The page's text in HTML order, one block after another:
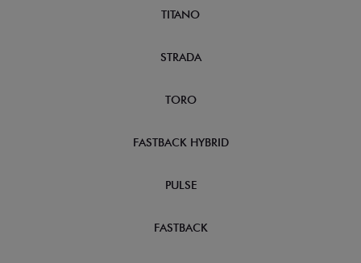
TITANO
STRADA
TORO
FASTBACK HYBRID
PULSE
FASTBACK